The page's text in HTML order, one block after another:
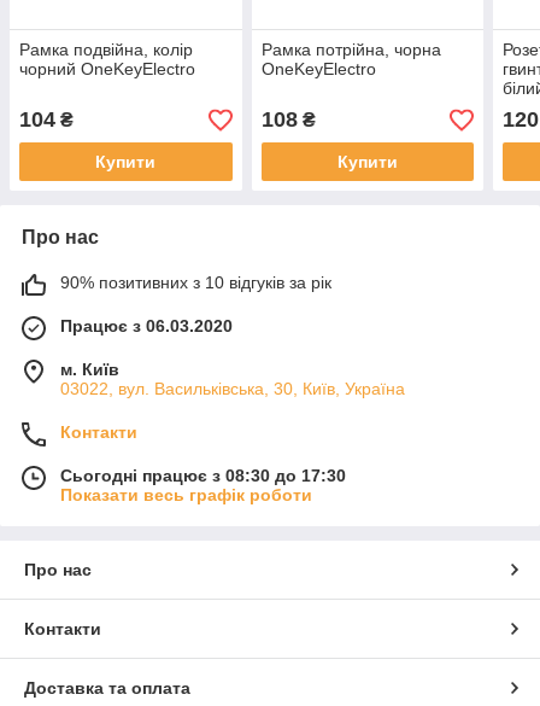
Рамка подвійна, колір
чорний OneKeyElectro
104 ₴
Купити
Рамка потрійна, чорна
OneKeyElectro
108₴
Купити
120
Про нас
90% позитивних з 10 відгуків за рік
Працює з 06.03.2020
м. Київ
03022, вул. Васильківська, 30, Київ, Україна
Контакти
Сьогодні працює з 08:30 до 17:30
Показати весь графік роботи
Про нас
Контакти
Доставка та оплата